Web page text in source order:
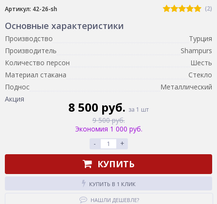
Артикул: 42-26-sh (2)
Основные характеристики
Производство
Турция
Производитель
Shampurs
Количество персон
Шесть
Материал стакана
Стекло
Поднос
Металлический
Акция
8 500 руб. за 1 шт
9 500 руб.
Экономия 1 000 руб.
-
+
КУПИТЬ
КУПИТЬ В 1 КЛИК
НАШЛИ ДЕШЕВЛЕ?